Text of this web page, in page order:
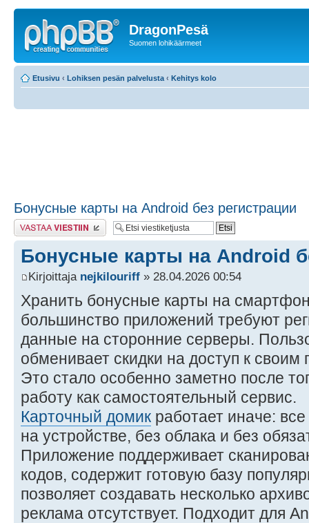
DragonPesä
Suomen lohikäärmeet
Etusivu ‹ Lohiksen pesän palvelusta ‹ Kehitys kolo
Бонусные карты на Android без регистрации
Lähetä vastaus
Бонусные карты на Android
Kirjoittaja nejkilouriff » 28.04.2026 00:54
Хранить бонусные карты на
большинство приложений требуют
данные на сторонние серверы.
обменивает скидки на доступ к
Это стало особенно заметно после
работу как самостоятельный сервис.
Карточный домик работает иначе:
на устройстве, без облака и без
Приложение поддерживает
кодов, содержит готовую базу
позволяет создавать несколько
реклама отсутствует. Подходит для